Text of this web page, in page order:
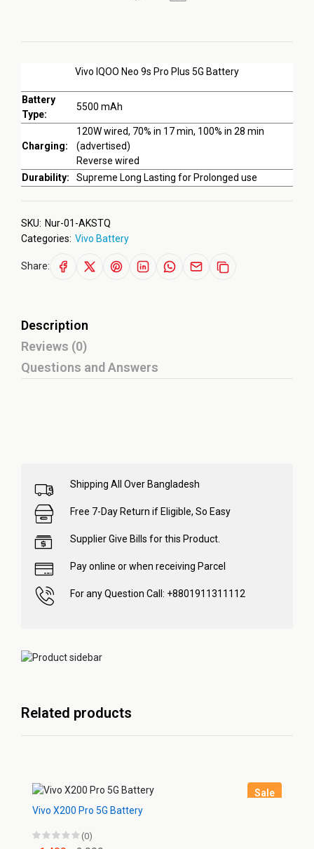
Vivo IQOO Neo 9s Pro Plus 5G Battery
Battery
Type:
5500 mAh
Charging:
120W wired, 70% in 17 min, 100% in 28 min
(advertised)
Reverse wired
Durability:
Supreme Long Lasting for Prolonged use
SKU: Nur-01-AKSTQ
Categories: Vivo Battery
Share:
Description
Reviews (0)
Questions and Answers
Shipping All Over Bangladesh
Free 7-Day Return if Eligible, So Easy
Supplier Give Bills for this Product.
Pay online or when receiving Parcel
For any Question Call: +8801911311112
Related products
Sale
Vivo X200 Pro 5G Battery
(0)